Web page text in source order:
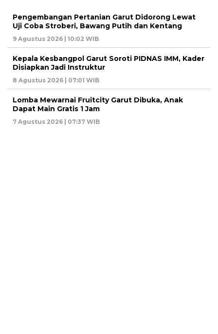
Pengembangan Pertanian Garut Didorong Lewat
Uji Coba Stroberi, Bawang Putih dan Kentang
9 Agustus 2026 | 10:02 WIB
Kepala Kesbangpol Garut Soroti PIDNAS IMM, Kader
Disiapkan Jadi Instruktur
8 Agustus 2026 | 07:01 WIB
Lomba Mewarnai Fruitcity Garut Dibuka, Anak
Dapat Main Gratis 1 Jam
7 Agustus 2026 | 07:37 WIB